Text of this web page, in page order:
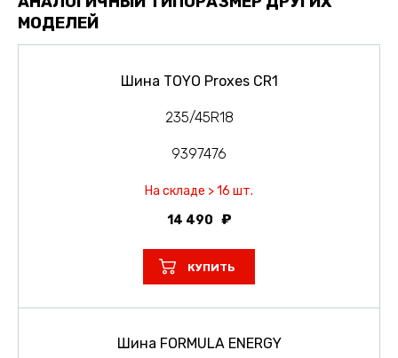
МОДЕЛЕЙ
Шина TOYO Proxes CR1
235/45R18
9397476
На складе > 16 шт.
14 490
КУПИТЬ
Шина FORMULA ENERGY